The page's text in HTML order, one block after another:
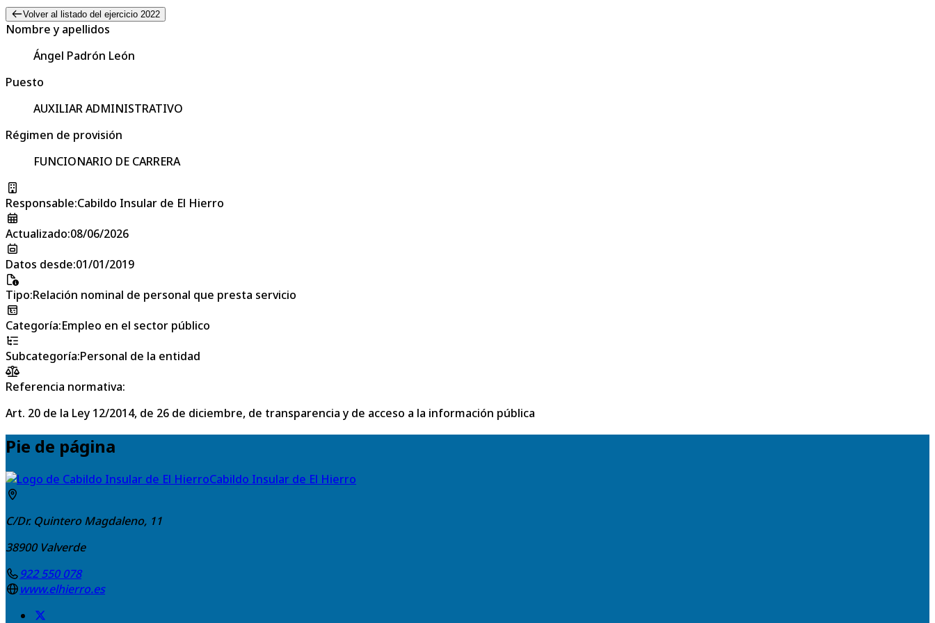
Volver al listado del ejercicio 2022
Nombre y apellidos
Ángel Padrón León
Puesto
AUXILIAR ADMINISTRATIVO
Régimen de provisión
FUNCIONARIO DE CARRERA
Responsable:Cabildo Insular de El Hierro
Actualizado:08/06/2026
Datos desde:01/01/2019
Tipo:Relación nominal de personal que presta servicio
Categoría:Empleo en el sector público
Subcategoría:Personal de la entidad
Referencia normativa:
Art. 20 de la Ley 12/2014, de 26 de diciembre, de transparencia y de acceso a la información pública
Pie de página
Cabildo Insular de El Hierro
C/Dr. Quintero Magdaleno, 11
38900 Valverde
922 550 078
www.elhierro.es